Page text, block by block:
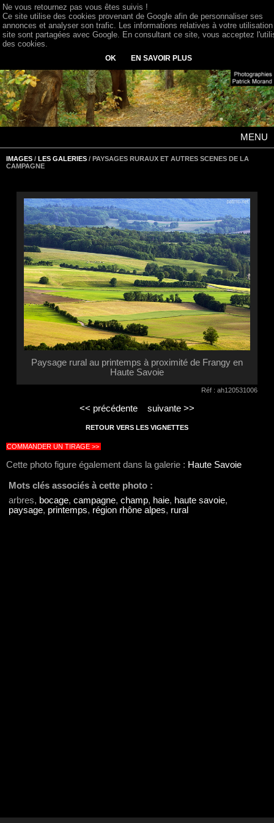
MENU
IMAGES / LES GALERIES / PAYSAGES RURAUX ET AUTRES SCENES DE LA
CAMPAGNE
Paysage rural au printemps à proximité de Frangy en
Haute Savoie
Réf : ah120531006
<< précédente suivante >>
RETOUR VERS LES VIGNETTES
COMMANDER UN TIRAGE >>
Cette photo figure également dans la galerie : Haute Savoie
Mots clés associés à cette photo :
arbres, bocage, campagne, champ, haie, haute savoie,
paysage, printemps, région rhône alpes, rural
Ne vous retournez pas vous êtes suivis !
Ce site utilise des cookies provenant de Google afin de personnaliser ses
annonces et analyser son trafic. Les informations relatives à votre
site sont partagées avec Google. En consultant ce site, vous acceptez
des cookies.
OK EN SAVOIR PLUS